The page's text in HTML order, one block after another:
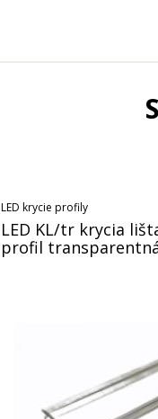
LED krycie profily
LED KL/tr krycia
profil